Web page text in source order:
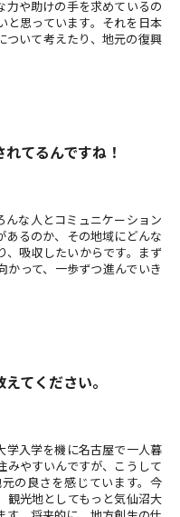
力や助けの手を求めているの
と思っています。それを日本
ついて考えたり、地元の復興
てるんですね！
んな人とコミュニケーション
あるのか、その地域にどんな
、吸収したいからです。まず
かって、一歩ずつ進んでいき
てください。
学入学を機に名古屋で一人暮
みやすいんですが、こうして
の良さを感じています。今
観光地としてもっと気仙沼大